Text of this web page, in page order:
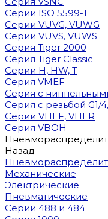
Серии ISO 5599-1
Серии VUVG, VUWG
Серии VUVS, VUWS
Серия Tiger 2000
Серия Tiger Classic
Серии H, HW, T
Серия VMEF
Серия с
Серия с резьбой G1/
Серии VHEF, VHER
Серия VBOH
Назад
Механические
Электрические
Пневматические
Серии 488 и 484